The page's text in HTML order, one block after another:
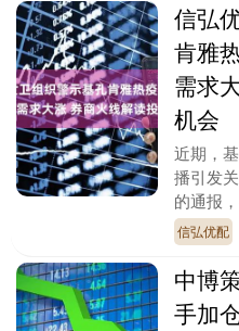
信弘
肯雅
需求
机会
近期，
播引发
的通报
累计报
例。此
信弘优配
中博
手加